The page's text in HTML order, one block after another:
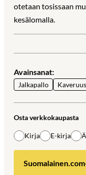
otetaan tosissaan
kesälomalla.
Avainsanat:
Jalkapallo Kaveruus
Osta verkkokaupasta
Kirja E-kirja